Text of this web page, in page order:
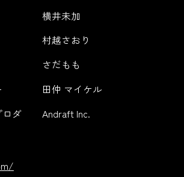
横井未加
村越さおり
さだもも
田仲 マイケル
ダ
Andraft Inc.